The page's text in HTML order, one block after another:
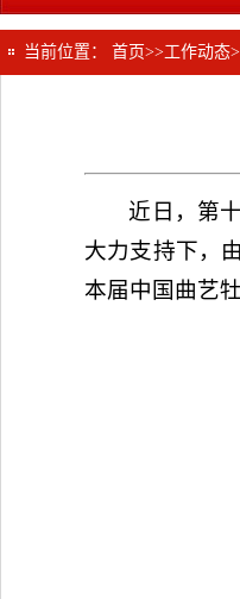
当前位置： 首页>>工作动态
近日，第
大力支持下，
本届中国曲艺